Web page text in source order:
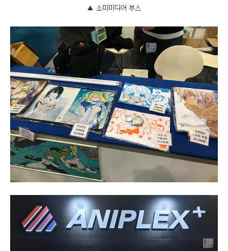
▲ 소미미디어 부스